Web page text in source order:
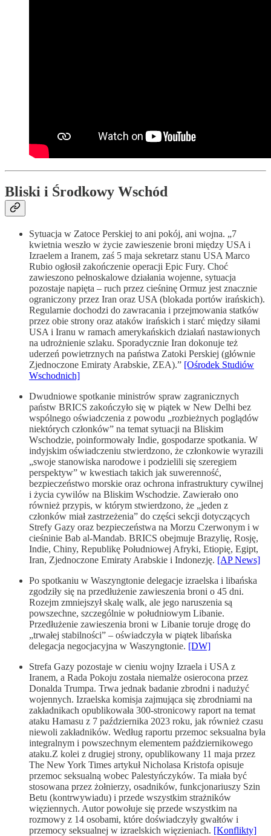
Bliski i Środkowy Wschód
Sytuacja w Zatoce Perskiej to ani pokój, ani wojna. „7
kwietnia weszło w życie zawieszenie broni między USA i
Izraelem a Iranem, zaś 5 maja sekretarz stanu USA Marco
Rubio ogłosił zakończenie operacji Epic Fury. Choć
zawieszono pełnoskalowe działania wojenne, sytuacja
pozostaje napięta – ruch przez cieśninę Ormuz jest znacznie
ograniczony przez Iran oraz USA (blokada portów irańskich).
Regularnie dochodzi do zawracania i przejmowania statków
przez obie strony oraz ataków irańskich i starć między siłami
USA i Iranu w ramach amerykańskich działań nastawionych
na udrożnienie szlaku. Sporadycznie Iran dokonuje też
uderzeń powietrznych na państwa Zatoki Perskiej (głównie
Zjednoczone Emiraty Arabskie, ZEA).” [Ośrodek Studiów
Wschodnich]
Dwudniowe spotkanie ministrów spraw zagranicznych
państw BRICS zakończyło się w piątek w New Delhi bez
wspólnego oświadczenia z powodu „rozbieżnych poglądów
niektórych członków” na temat sytuacji na Bliskim
Wschodzie, poinformowały Indie, gospodarze spotkania. W
indyjskim oświadczeniu stwierdzono, że członkowie wyrazili
„swoje stanowiska narodowe i podzielili się szeregiem
perspektyw” w kwestiach takich jak suwerenność,
bezpieczeństwo morskie oraz ochrona infrastruktury cywilnej
i życia cywilów na Bliskim Wschodzie. Zawierało ono
również przypis, w którym stwierdzono, że „jeden z
członków miał zastrzeżenia” do części sekcji dotyczących
Strefy Gazy oraz bezpieczeństwa na Morzu Czerwonym i w
cieśninie Bab al-Mandab. BRICS obejmuje Brazylię, Rosję,
Indie, Chiny, Republikę Południowej Afryki, Etiopię, Egipt,
Iran, Zjednoczone Emiraty Arabskie i Indonezję. [AP News]
Po spotkaniu w Waszyngtonie delegacje izraelska i libańska
zgodziły się na przedłużenie zawieszenia broni o 45 dni.
Rozejm zmniejszył skalę walk, ale jego naruszenia są
powszechne, szczególnie w południowym Libanie.
Przedłużenie zawieszenia broni w Libanie toruje drogę do
„trwałej stabilności” – oświadczyła w piątek libańska
delegacja negocjacyjna w Waszyngtonie. [DW]
Strefa Gazy pozostaje w cieniu wojny Izraela i USA z
Iranem, a Rada Pokoju została niemalże osierocona przez
Donalda Trumpa. Trwa jednak badanie zbrodni i nadużyć
wojennych. Izraelska komisja zajmująca się zbrodniami na
zakładnikach opublikowała 300-stronicowy raport na temat
ataku Hamasu z 7 października 2023 roku, jak również czasu
niewoli zakładników. Według raportu przemoc seksualna była
integralnym i powszechnym elementem październikowego
ataku.Z kolei z drugiej strony, opublikowany 11 maja przez
The New York Times artykuł Nicholasa Kristofa opisuje
przemoc seksualną wobec Palestyńczyków. Ta miała być
stosowana przez żołnierzy, osadników, funkcjonariuszy Szin
Betu (kontrwywiadu) i przede wszystkim strażników
więziennych. Autor powołuje się przede wszystkim na
rozmowy z 14 osobami, które doświadczyły gwałtów i
przemocy seksualnej w izraelskich więzieniach. [Konflikty]